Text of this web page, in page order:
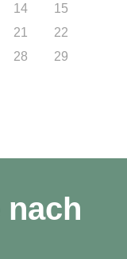
14
15
21
22
28
29